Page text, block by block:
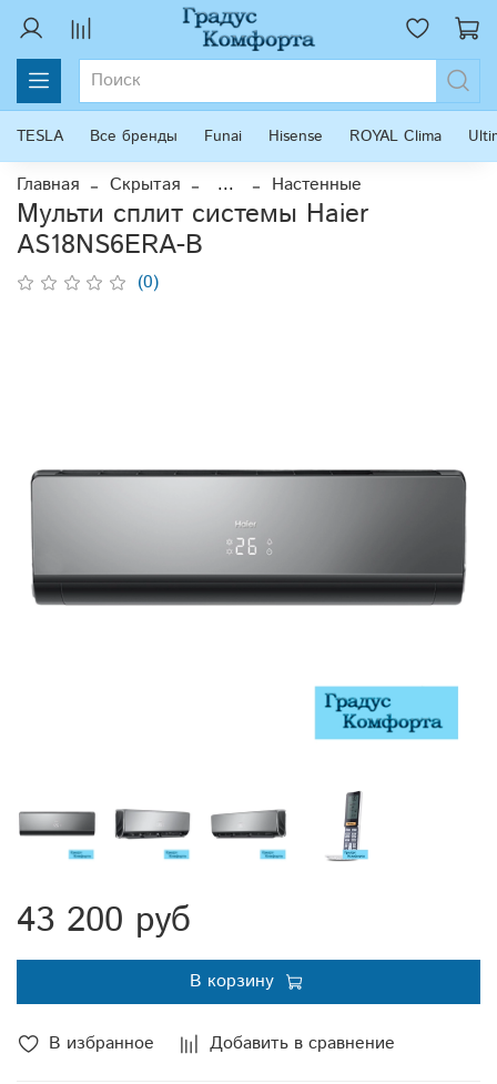
TESLA Все бренды Funai Hisense ROYAL Clima
Главная Скрытая ... Настенные
Мульти сплит системы Haier
AS18NS6ERA-B
(0)
В избранное Добавить в сравнение
43 200 руб
В корзину